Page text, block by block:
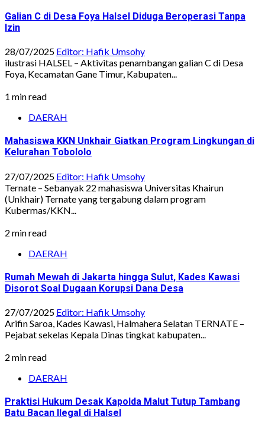
Galian C di Desa Foya Halsel Diduga Beroperasi Tanpa
Izin
28/07/2025 Editor: Hafik Umsohy
ilustrasi HALSEL – Aktivitas penambangan galian C di Desa
Foya, Kecamatan Gane Timur, Kabupaten...
1 min read
DAERAH
Mahasiswa KKN Unkhair Giatkan Program Lingkungan di
Kelurahan Tobololo
27/07/2025 Editor: Hafik Umsohy
Ternate – Sebanyak 22 mahasiswa Universitas Khairun
(Unkhair) Ternate yang tergabung dalam program
Kubermas/KKN...
2 min read
DAERAH
Rumah Mewah di Jakarta hingga Sulut, Kades Kawasi
Disorot Soal Dugaan Korupsi Dana Desa
27/07/2025 Editor: Hafik Umsohy
Arifin Saroa, Kades Kawasi, Halmahera Selatan TERNATE –
Pejabat sekelas Kepala Dinas tingkat kabupaten...
2 min read
DAERAH
Praktisi Hukum Desak Kapolda Malut Tutup Tambang
Batu Bacan Ilegal di Halsel